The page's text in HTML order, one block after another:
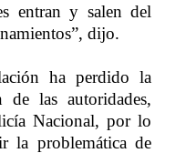
entran y salen del
dijo.
ha perdido la
las autoridades,
Nacional, por lo
la problemática de